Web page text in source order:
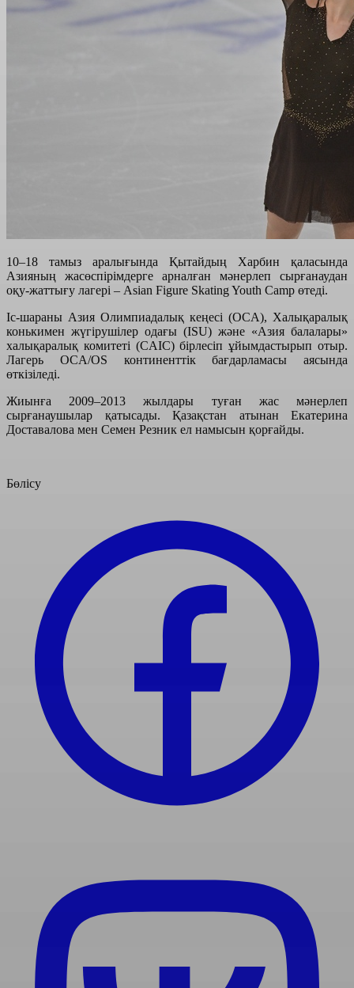
10–18 тамыз аралығында Қытайдың Харбин қаласында
Азияның жасөспірімдерге арналған мәнерлеп сырғанаудан
оқу-жаттығу лагері – Asian Figure Skating Youth Camp өтеді.
Іс-шараны Азия Олимпиадалық кеңесі (OCA), Халықаралық
конькимен жүгірушілер одағы (ISU) және «Азия балалары»
халықаралық комитеті (CAIC) бірлесіп ұйымдастырып отыр.
Лагерь OCA/OS континенттік бағдарламасы аясында
өткізіледі.
Жиынға 2009–2013 жылдары туған жас мәнерлеп
сырғанаушылар қатысады. Қазақстан атынан Екатерина
Доставалова мен Семен Резник ел намысын қорғайды.
Бөлісу